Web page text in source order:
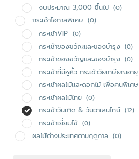
งบประมาณ 3,000 ขึ้นไป (0)
กระเช้าโอกาสพิเศษ (0)
กระเช้าVIP (0)
กระเช้าของขวัญและของบำรุง (0)
กระเช้าของขวัญและของบำรุง (0)
กระเช้าที่มีหูหิ้ว กระเช้าวัยเกษียณอายุ
กระเช้าผลไม้เเละดอกไม้ เพื่อคนพิเศษ
กระเช้าผลไม้ไทย (0)
กระเช้าวันเกิด & วันวาเลนไทน์ (12)
กระเช้าเยี่ยมไข้ (0)
ผลไม้ต่างประเทศตามฤดูกาล (0)